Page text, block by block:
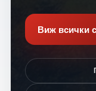
Виж всички